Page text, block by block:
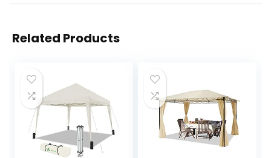
Related Products